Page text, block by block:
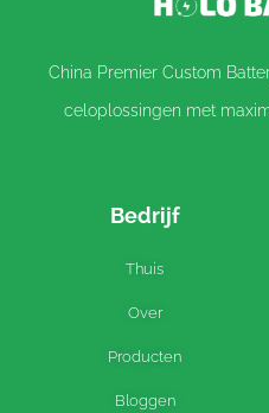
China Premier Custom
celoplossingen met
Bedrijf
Thuis
Over
Producten
Bloggen